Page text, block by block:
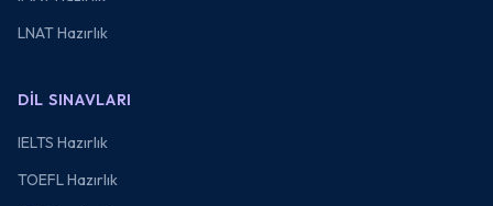
LNAT Hazırlık
DIL SINAVLARI
IELTS Hazırlık
TOEFL Hazırlık